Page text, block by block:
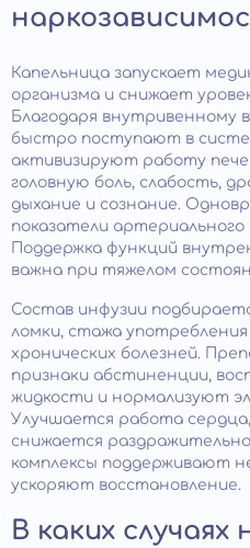
Капельница запускает
организма и снижает
Благодаря внутривенному
быстро поступают в
активизируют работу
головную боль, слабость,
дыхание и сознание.
показатели артериального
Поддержка функций
важна при тяжелом
Состав инфузии
ломки, стажа
хронических болезней.
признаки абстиненции,
жидкости и нормализуют
Улучшается работа
снижается
комплексы поддерживают
ускоряют восстановление.
В каких случаях